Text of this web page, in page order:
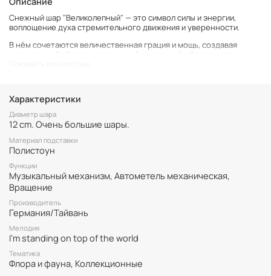
Снежный шар "Великолепный" — это символ силы и энергии,
воплощение духа стремительного движения и уверенности.
В нём сочетаются величественная грация и мощь, создавая
классический образ, наполненный динамикой и благородством.
Диаметр шара 12см, высота вместе с подставкой 18см.
При заводе музыкального механизма внутренняя сцена
вращается и играет мелодия "I'm standing on top of the world" ( "Я
стою на вершине мира").
Характеристики
Диаметр шара
12 cm. Очень большие шары.
Материал подставки
Полистоун
Функции
Музыкальный механизм, Автометель механическая,
Вращение
Производитель
Германия/Тайвань
Мелодия
I'm standing on top of the world
Тематика
Флора и фауна, Коллекционные